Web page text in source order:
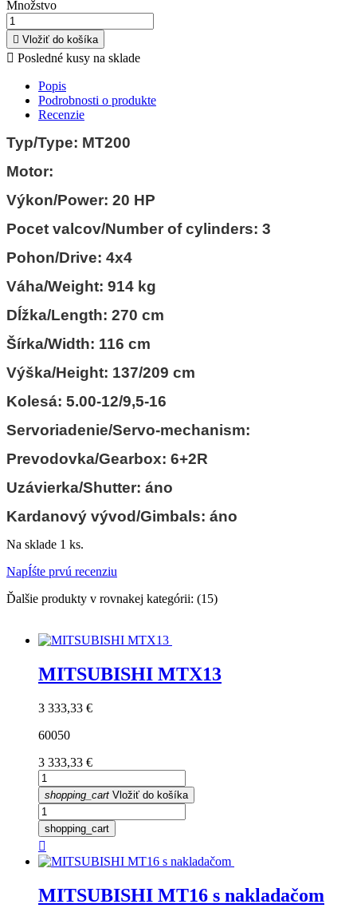
Množstvo
 Vložiť do košíka
 Posledné kusy na sklade
Popis
Podrobnosti o produkte
Recenzie
Typ/Type: MT200
Motor:
Výkon/Power: 20 HP
Pocet valcov/Number of cylinders: 3
Pohon/Drive: 4x4
Váha/Weight: 914 kg
Dĺžka/Length: 270 cm
Šírka/Width: 116 cm
Výška/Height: 137/209 cm
Kolesá: 5.00-12/9,5-16
Servoriadenie/Servo-mechanism:
Prevodovka/Gearbox: 6+2R
Uzávierka/Shutter: áno
Kardanový vývod/Gimbals: áno
Na sklade 1 ks.
NapÍśte prvú recenziu
Ďalšie produkty v rovnakej kategórii: (15)
MITSUBISHI MTX13
Cena
3 333,33 €
60050
Cena
3 333,33 €
shopping_cart Vložiť do košíka
shopping_cart

MITSUBISHI MT16 s nakladačom